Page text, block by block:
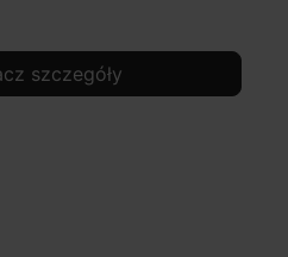
szczegóły